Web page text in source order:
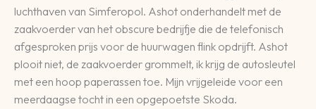
luchthaven van Simferopol. Ashot onderhandelt met de
zaakvoerder van het obscure bedrijfje die de telefonisch
afgesproken prijs voor de huurwagen flink opdrijft. Ashot
plooit niet, de zaakvoerder grommelt, ik krijg de autosleutel
met een hoop paperassen toe. Mijn vrijgeleide voor een
meerdaagse tocht in een opgepoetste Skoda.